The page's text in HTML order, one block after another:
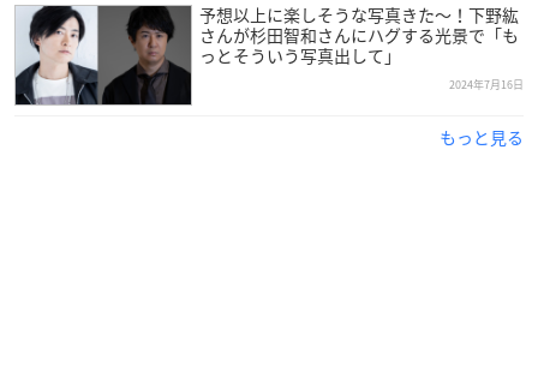
高校在学中に、養成所主催の声優スプリングスクールにてミュ
ーラス＆アニメージュ賞を受賞し、養成所へ入所すると同時に
事務所に所属した杉田さん。
17歳の時にナレーションで声優デビューを果たしました。
予想以上に楽しそうな写真きた〜！下野紘
さんが杉田智和さんにハグする光景で「も
っとそういう写真出して」
2024年7月16日
もっと見る